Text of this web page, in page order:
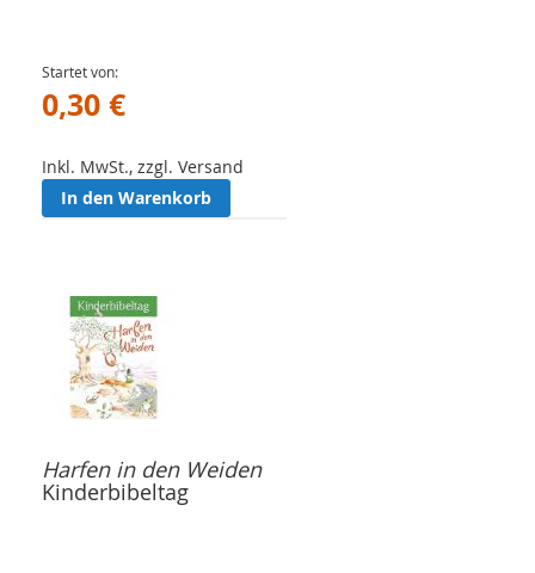
Startet von
0,30 €
Inkl. MwSt., zzgl. Versand
In den Warenkorb
Harfen in den Weiden
Kinderbibeltag